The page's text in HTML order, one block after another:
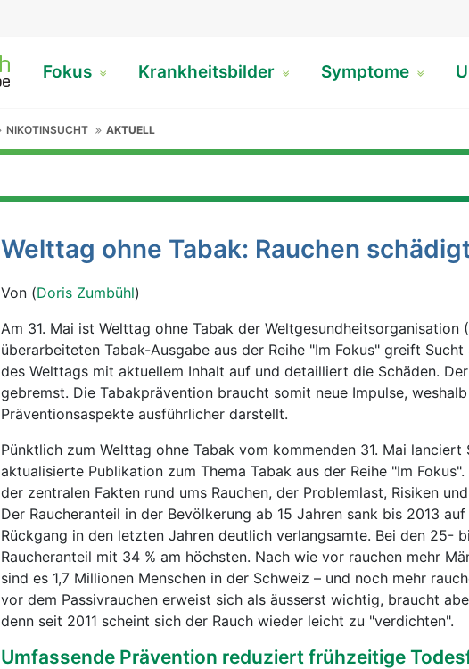
Fokus Krankheitsbilder Symptome
NIKOTINSUCHT AKTUELL
Welttag ohne Tabak: Rauchen
Von (Doris Zumbühl)
Am 31. Mai ist Welttag ohne Tabak der Weltgesundheitsorganisation
überarbeiteten Tabak-Ausgabe aus der Reihe "Im Fokus" greift
des Welttags mit aktuellem Inhalt auf und detailliert die Schäden.
gebremst. Die Tabakprävention braucht somit neue Impulse,
Präventionsaspekte ausführlicher darstellt.
Pünktlich zum Welttag ohne Tabak vom kommenden 31. Mai lanciert
aktualisierte Publikation zum Thema Tabak aus der Reihe "Im
der zentralen Fakten rund ums Rauchen, der Problemlast, Risiken
Der Raucheranteil in der Bevölkerung ab 15 Jahren sank bis 2013
Rückgang in den letzten Jahren deutlich verlangsamte. Bei den 25-
Raucheranteil mit 34 % am höchsten. Nach wie vor rauchen mehr
sind es 1,7 Millionen Menschen in der Schweiz – und noch mehr
vor dem Passivrauchen erweist sich als äusserst wichtig, braucht
denn seit 2011 scheint sich der Rauch wieder leicht zu "verdichten".
Umfassende Prävention reduziert frühzeitige